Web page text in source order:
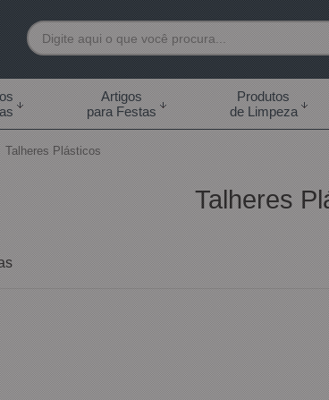
7892
às 18:00h Sábados -
14:00h
Artigos
para Festas
Produtos
de Limpeza
Talheres Plásticos
Talheres